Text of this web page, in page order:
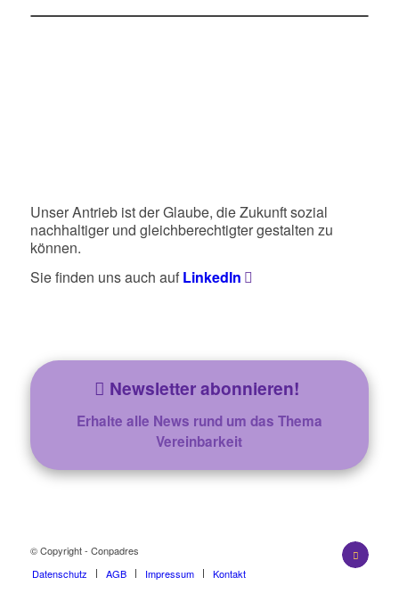
Unser Antrieb ist der Glaube, die Zukunft sozial
nachhaltiger und gleichberechtigter gestalten zu
können.
Sie finden uns auch auf LinkedIn
Newsletter abonnieren!
Erhalte alle News rund um das Thema
Vereinbarkeit
© Copyright - Conpadres
Datenschutz
AGB Impressum Kontakt